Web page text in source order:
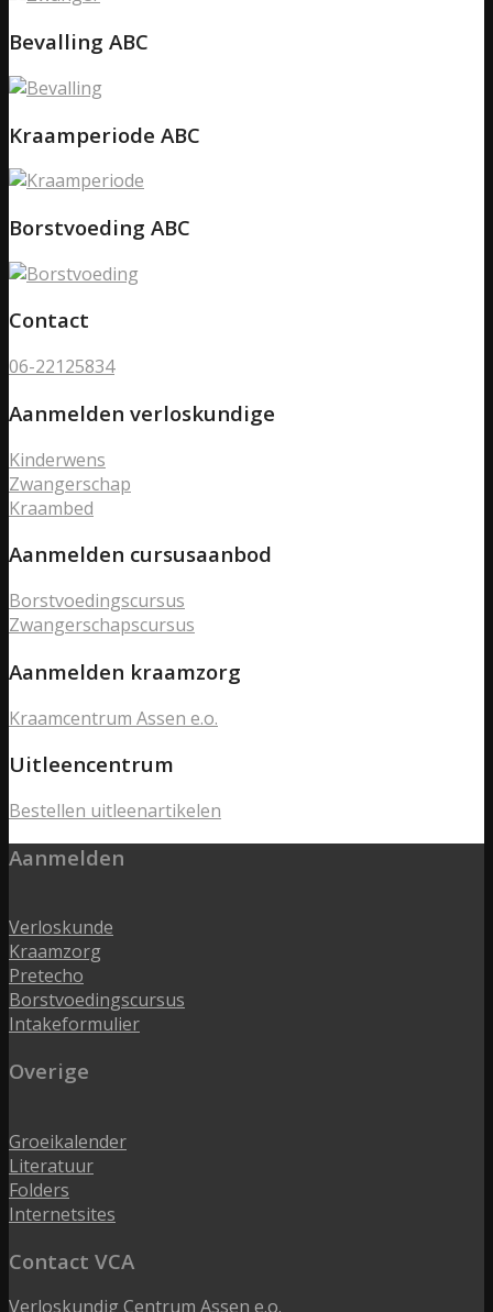
Bevalling ABC
Kraamperiode ABC
Borstvoeding ABC
Contact
06-22125834
Aanmelden verloskundige
Kinderwens
Zwangerschap
Kraambed
Aanmelden cursusaanbod
Borstvoedingscursus
Zwangerschapscursus
Aanmelden kraamzorg
Kraamcentrum Assen e.o.
Uitleencentrum
Bestellen uitleenartikelen
Aanmelden
Verloskunde
Kraamzorg
Pretecho
Borstvoedingscursus
Intakeformulier
Overige
Groeikalender
Literatuur
Folders
Internetsites
Contact VCA
Verloskundig Centrum Assen e.o.